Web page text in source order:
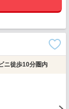
ニ徒歩10分圏内